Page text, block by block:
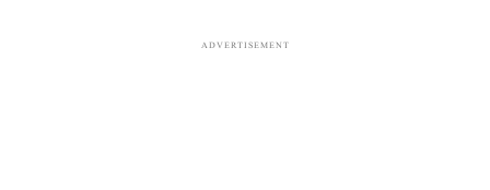
ADVERTISEMENT